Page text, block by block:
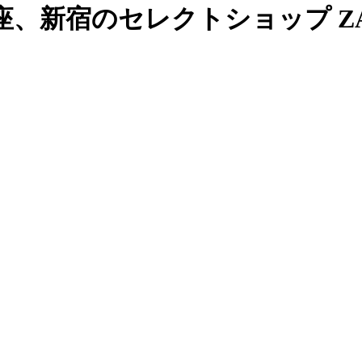
、新宿のセレクトショップ